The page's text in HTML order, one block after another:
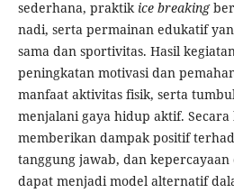
sederhana, praktik ice breaking
nadi, serta permainan edukatif
sama dan sportivitas. Hasil
peningkatan motivasi dan
manfaat aktivitas fisik, serta
menjalani gaya hidup aktif.
memberikan dampak positif
tanggung jawab, dan
dapat menjadi model alternatif